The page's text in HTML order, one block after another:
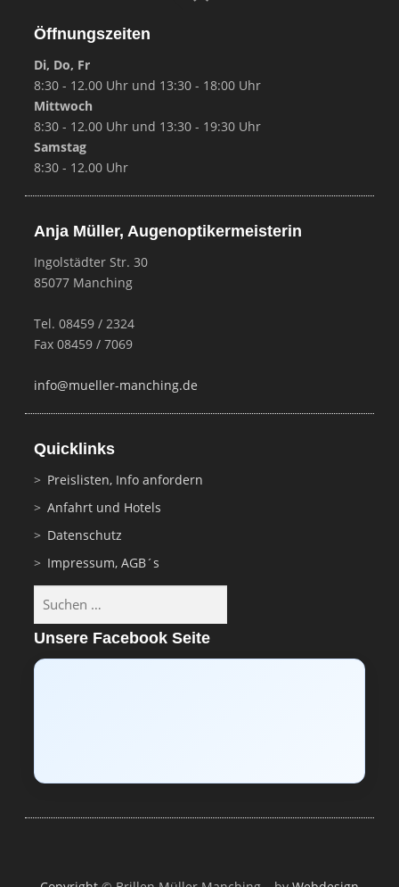
Öffnungszeiten
Di, Do, Fr
8:30 - 12.00 Uhr und 13:30 - 18:00 Uhr
Mittwoch
8:30 - 12.00 Uhr und 13:30 - 19:30 Uhr
Samstag
8:30 - 12.00 Uhr
Anja Müller, Augenoptikermeisterin
Ingolstädter Str. 30
85077 Manching
Tel. 08459 / 2324
Fax 08459 / 7069
info@mueller-manching.de
Quicklinks
Preislisten, Info anfordern
Anfahrt und Hotels
Datenschutz
Impressum, AGB´s
nach:
Unsere Facebook Seite